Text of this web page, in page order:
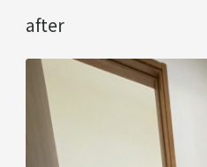
after